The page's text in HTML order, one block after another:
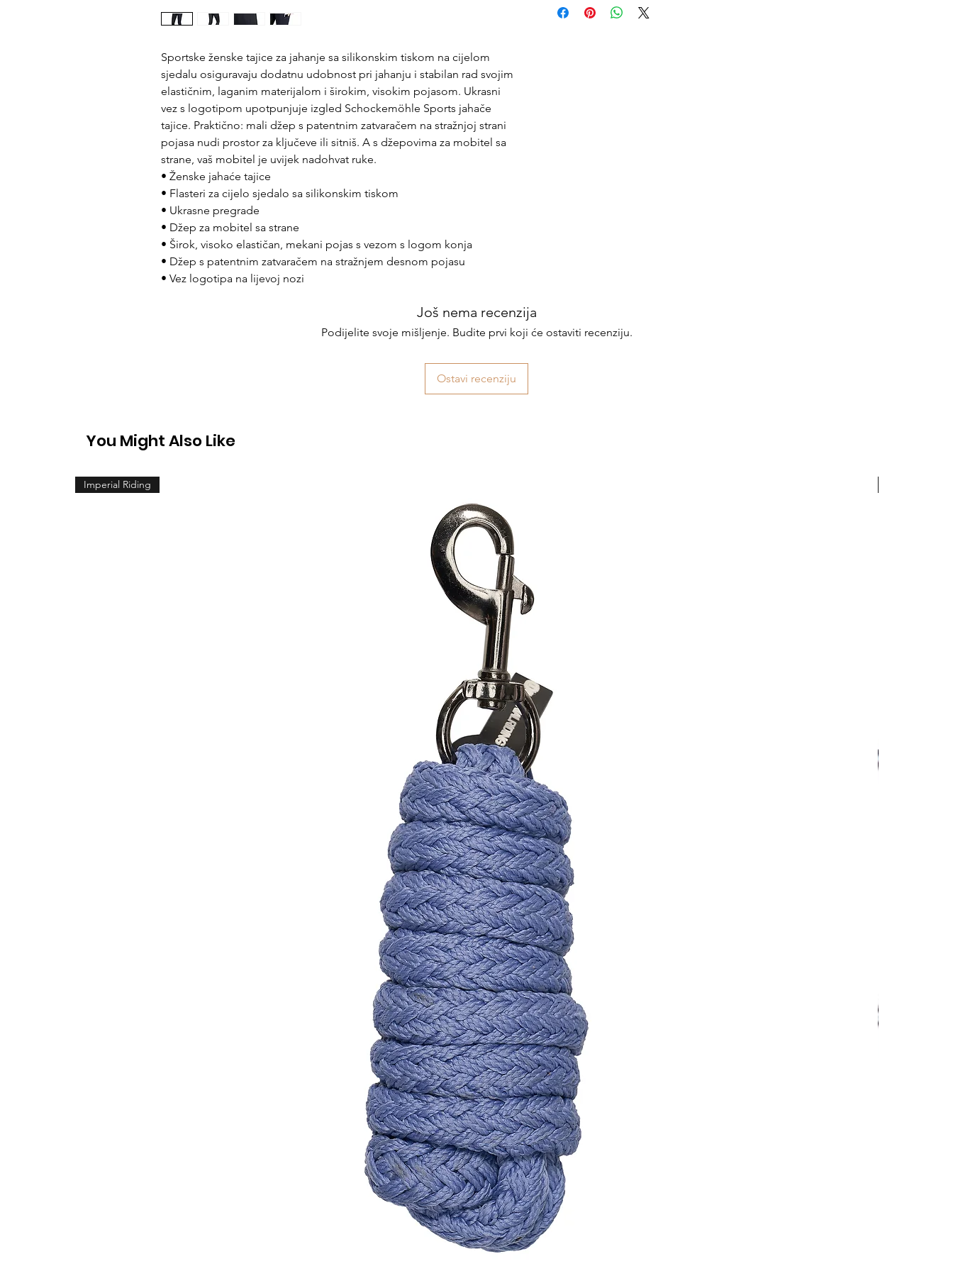
Sportske ženske tajice za jahanje sa silikonskim tiskom na cijelom
sjedalu osiguravaju dodatnu udobnost pri jahanju i stabilan rad svojim
elastičnim, laganim materijalom i širokim, visokim pojasom. Ukrasni
vez s logotipom upotpunjuje izgled Schockemöhle Sports jahače
tajice. Praktično: mali džep s patentnim zatvaračem na stražnjoj strani
pojasa nudi prostor za ključeve ili sitniš. A s džepovima za mobitel sa
strane, vaš mobitel je uvijek nadohvat ruke.
• Ženske jahaće tajice
• Flasteri za cijelo sjedalo sa silikonskim tiskom
• Ukrasne pregrade
• Džep za mobitel sa strane
• Širok, visoko elastičan, mekani pojas s vezom s logom konja
• Džep s patentnim zatvaračem na stražnjem desnom pojasu
• Vez logotipa na lijevoj nozi
Još nema recenzija
Podijelite svoje mišljenje. Budite prvi koji će ostaviti recenziju.
Ostavi recenziju
You Might Also Like
Imperial Riding